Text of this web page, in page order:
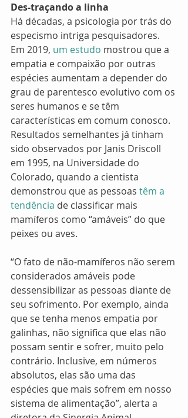
Des-traçando a linha
Há décadas, a psicologia por trás do
especismo intriga pesquisadores.
Em 2019, um estudo mostrou que a
empatia e compaixão por outras
espécies aumentam a depender do
grau de parentesco evolutivo com os
seres humanos e se têm
características em comum conosco.
Resultados semelhantes já tinham
sido observados por Janis Driscoll
em 1995, na Universidade do
Colorado, quando a cientista
demonstrou que as pessoas têm a
tendência de classificar mais
mamíferos como “amáveis” do que
peixes ou aves.
“O fato de não-mamíferos não serem
considerados amáveis pode
dessensibilizar as pessoas diante de
seu sofrimento. Por exemplo, ainda
que se tenha menos empatia por
galinhas, não significa que elas não
possam sentir e sofrer, muito pelo
contrário. Inclusive, em números
absolutos, elas são uma das
espécies que mais sofrem em nosso
sistema de alimentação”, alerta a